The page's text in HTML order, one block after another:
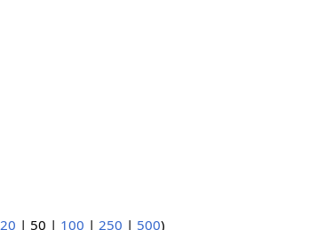
20 | 50 | 100 | 250 | 500)